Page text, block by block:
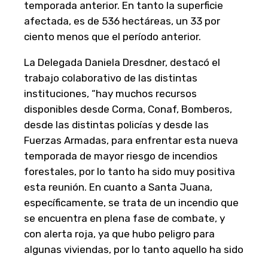
temporada anterior. En tanto la superficie
afectada, es de 536 hectáreas, un 33 por
ciento menos que el período anterior.
La Delegada Daniela Dresdner, destacó el
trabajo colaborativo de las distintas
instituciones, “hay muchos recursos
disponibles desde Corma, Conaf, Bomberos,
desde las distintas policías y desde las
Fuerzas Armadas, para enfrentar esta nueva
temporada de mayor riesgo de incendios
forestales, por lo tanto ha sido muy positiva
esta reunión. En cuanto a Santa Juana,
específicamente, se trata de un incendio que
se encuentra en plena fase de combate, y
con alerta roja, ya que hubo peligro para
algunas viviendas, por lo tanto aquello ha sido